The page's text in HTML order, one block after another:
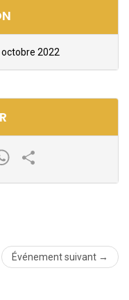
2022
WhatsApp
Événement suivant →